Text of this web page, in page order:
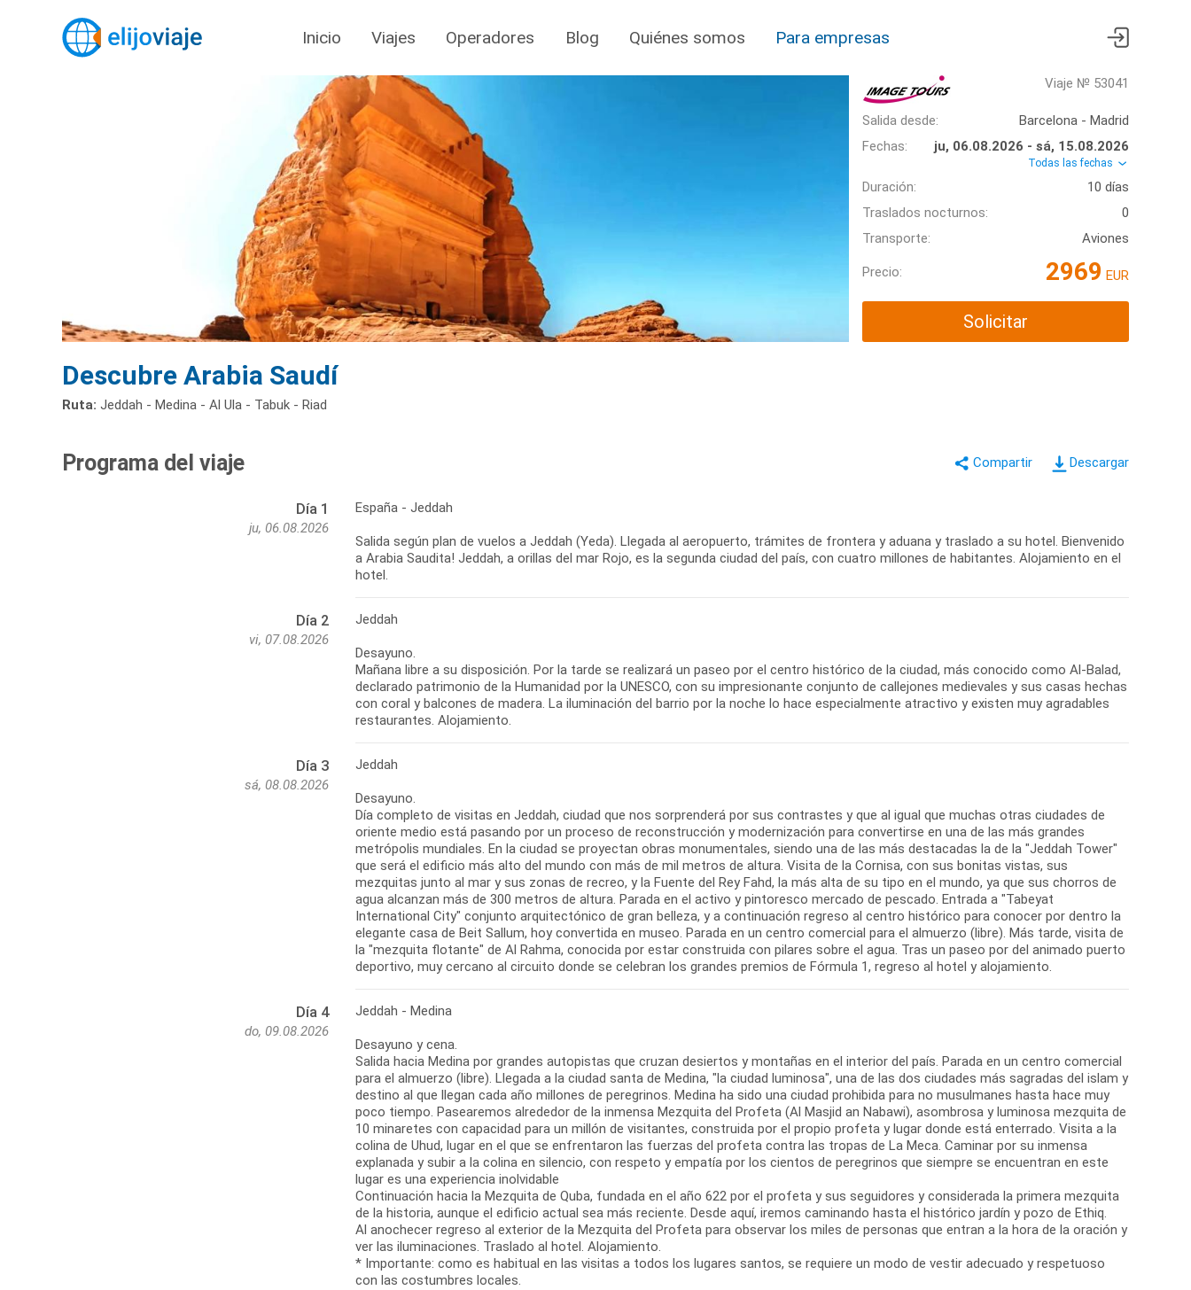
Inicio Viajes Operadores Blog Quiénes somos Para empresas
Viaje № 53041
Salida desde:
Barcelona - Madrid
Fechas:
ju, 06.08.2026 - sá, 15.08.2026
Todas las fechas
Duración:
10 días
Traslados nocturnos:
0
Transporte:
Aviones
Precio: 2969 EUR
Solicitar
Descubre Arabia Saudí
Ruta: Jeddah - Medina - Al Ula - Tabuk - Riad
Descargar
Programa del viaje
Día 1
ju, 06.08.2026
España - Jeddah
Salida según plan de vuelos a Jeddah (Yeda). Llegada al aeropuerto, trámites de frontera y aduana y traslado a su hotel. Bienvenido
a Arabia Saudita! Jeddah, a orillas del mar Rojo, es la segunda ciudad del país, con cuatro millones de habitantes. Alojamiento en el
hotel.
Día 2
vi, 07.08.2026
Jeddah
Desayuno.
Mañana libre a su disposición. Por la tarde se realizará un paseo por el centro histórico de la ciudad, más conocido como Al-Balad,
declarado patrimonio de la Humanidad por la UNESCO, con su impresionante conjunto de callejones medievales y sus casas hechas
con coral y balcones de madera. La iluminación del barrio por la noche lo hace especialmente atractivo y existen muy agradables
restaurantes. Alojamiento.
Día 3
sá, 08.08.2026
Jeddah
Desayuno.
Día completo de visitas en Jeddah, ciudad que nos sorprenderá por sus contrastes y que al igual que muchas otras ciudades de
oriente medio está pasando por un proceso de reconstrucción y modernización para convertirse en una de las más grandes
metrópolis mundiales. En la ciudad se proyectan obras monumentales, siendo una de las más destacadas la de la "Jeddah Tower"
que será el edificio más alto del mundo con más de mil metros de altura. Visita de la Cornisa, con sus bonitas vistas, sus
mezquitas junto al mar y sus zonas de recreo, y la Fuente del Rey Fahd, la más alta de su tipo en el mundo, ya que sus chorros de
agua alcanzan más de 300 metros de altura. Parada en el activo y pintoresco mercado de pescado. Entrada a "Tabeyat
International City" conjunto arquitectónico de gran belleza, y a continuación regreso al centro histórico para conocer por dentro la
elegante casa de Beit Sallum, hoy convertida en museo. Parada en un centro comercial para el almuerzo (libre). Más tarde, visita de
la "mezquita flotante" de Al Rahma, conocida por estar construida con pilares sobre el agua. Tras un paseo por del animado puerto
deportivo, muy cercano al circuito donde se celebran los grandes premios de Fórmula 1, regreso al hotel y alojamiento.
Día 4
do, 09.08.2026
Jeddah - Medina
Desayuno y cena.
Salida hacia Medina por grandes autopistas que cruzan desiertos y montañas en el interior del país. Parada en un centro comercial
para el almuerzo (libre). Llegada a la ciudad santa de Medina, "la ciudad luminosa", una de las dos ciudades más sagradas del islam y
destino al que llegan cada año millones de peregrinos. Medina ha sido una ciudad prohibida para no musulmanes hasta hace muy
poco tiempo. Pasearemos alrededor de la inmensa Mezquita del Profeta (Al Masjid an Nabawi), asombrosa y luminosa mezquita de
10 minaretes con capacidad para un millón de visitantes, construida por el propio profeta y lugar donde está enterrado. Visita a la
colina de Uhud, lugar en el que se enfrentaron las fuerzas del profeta contra las tropas de La Meca. Caminar por su inmensa
explanada y subir a la colina en silencio, con respeto y empatía por los cientos de peregrinos que siempre se encuentran en este
lugar es una experiencia inolvidable
Continuación hacia la Mezquita de Quba, fundada en el año 622 por el profeta y sus seguidores y considerada la primera mezquita
de la historia, aunque el edificio actual sea más reciente. Desde aquí, iremos caminando hasta el histórico jardín y pozo de Ethiq.
Al anochecer regreso al exterior de la Mezquita del Profeta para observar los miles de personas que entran a la hora de la oración y
ver las iluminaciones. Traslado al hotel. Alojamiento.
* Importante: como es habitual en las visitas a todos los lugares santos, se requiere un modo de vestir adecuado y respetuoso
con las costumbres locales.